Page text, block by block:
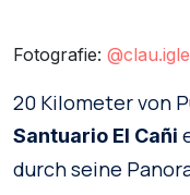
Fotografie:
20 Kilometer von
Santuario El Cañi
durch seine